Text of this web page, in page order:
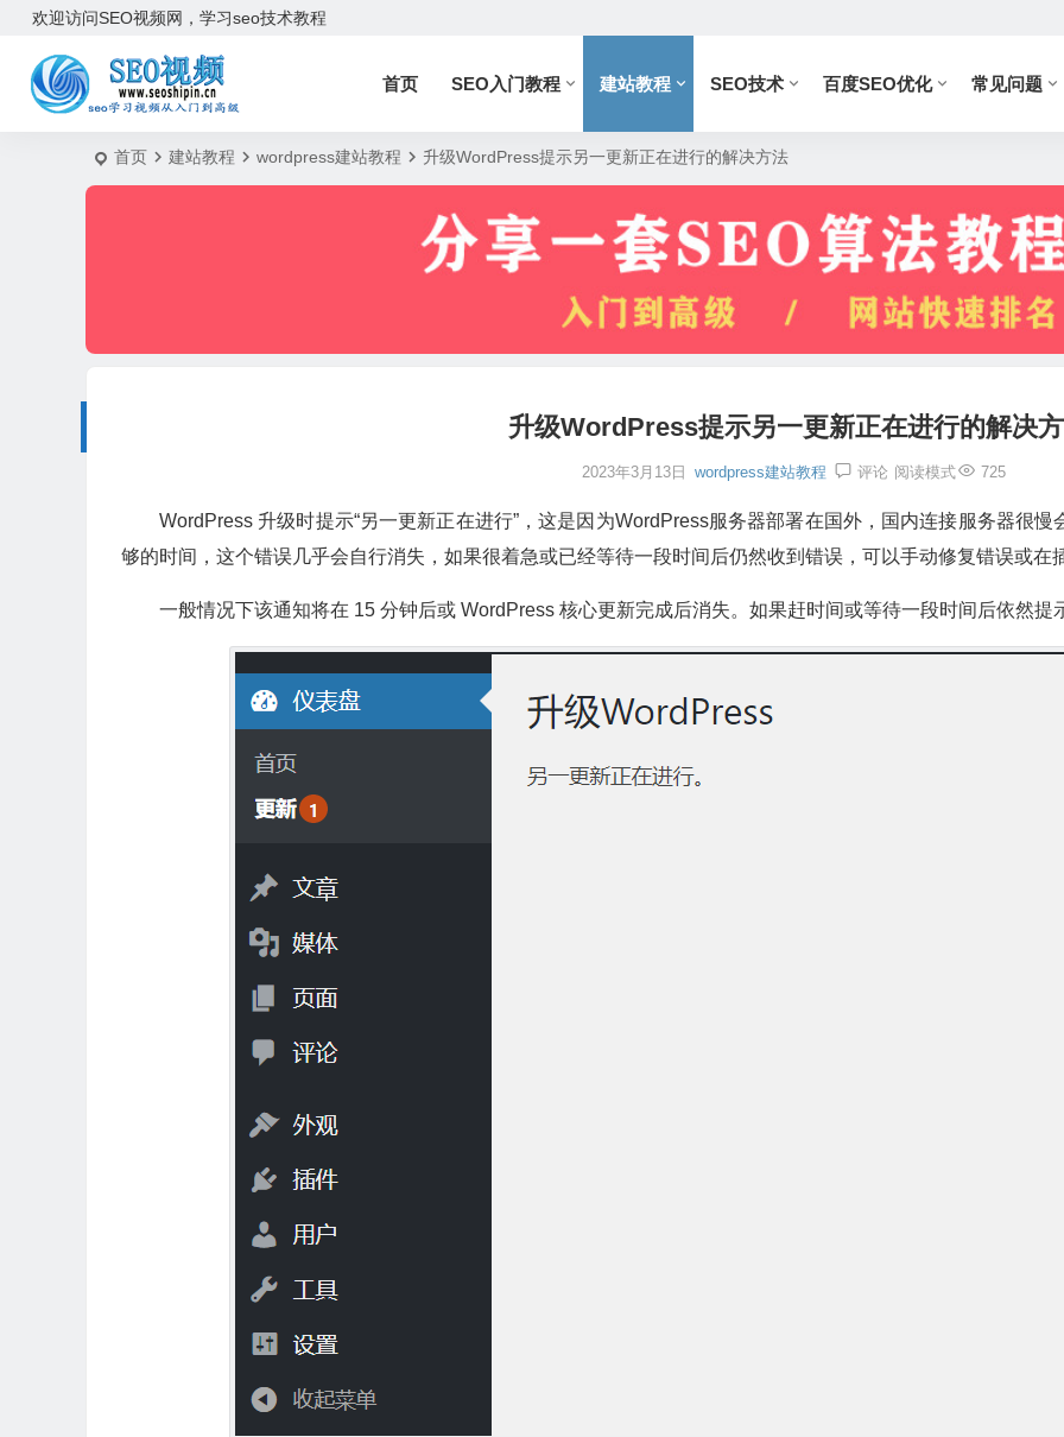
欢迎访问SEO视频网，学习seo技术教程
首页 SEO入门教程 建站教程 SEO技术 百度SEO优化 常见问题
首页 建站教程 wordpress建站教程 升级WordPress提示另一更新正在进行的解决方法
升级WordPress提示另一更新正在进行的解决
2023年3月13日 wordpress建站教程 评论 725
阅读模式
WordPress 升级时提示“另一更新正在进行”，这是因为WordPress服务器部署在国外，国内连接服务器很
够的时间，这个错误几乎会自行消失，如果很着急或已经等待一段时间后仍然收到错误，可以手动修复错误或在
一般情况下该通知将在 15 分钟后或 WordPress 核心更新完成后消失。如果赶时间或等待一段时间后依然